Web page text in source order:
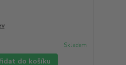
Skladem
do košíku